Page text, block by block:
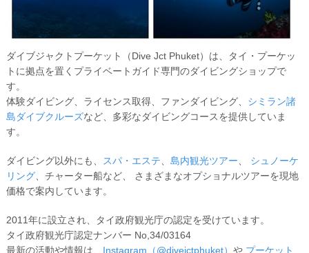
ダイブジャクトプーケット（Dive Jct Phuket） は、タイ・プーケッ
トに拠点を置くプライベートガイド専門のダイビングショップで
す。
体験ダイビング、ライセンス取得、ファンダイビング、 シミラン諸
島ダイブクルーズなど、多彩なダイビングコースを提供していま
す。
ダイビング以外にも、 スパ・エステ 島内観光ツアー
シュノーケ
リング、チャーター船など、 さまざまなオプショナルツアーを現地
価格で案内しています。
2011年に設立され、タイ政府観光庁の認定を受けています。
タイ政府観光庁認定ナンバー No,34/03164
最新の活動や情報は、 Instagram（@divejctphuket） や プーケット